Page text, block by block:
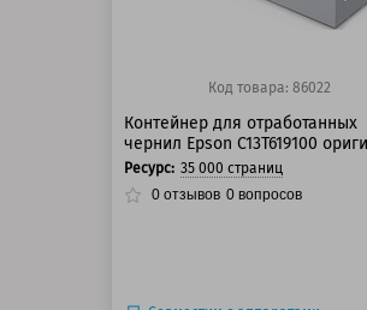
Код товара: 86022
Контейнер для отработанных
чернил Epson C13T619100
Ресурс: 35 000 страниц
0 отзывов 0 вопросов